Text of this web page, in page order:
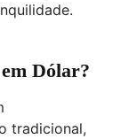
Dólar?
tradicional,